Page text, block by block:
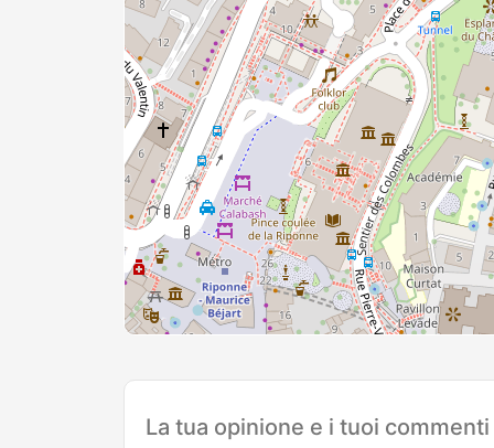
La tua opinione e i tuoi